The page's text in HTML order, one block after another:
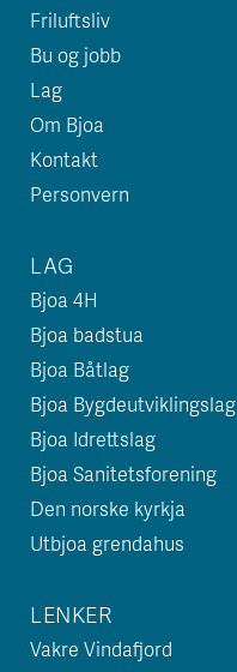
Friluftsliv
Bu og jobb
Lag
Om Bjoa
Kontakt
Personvern
LAG
Bjoa 4H
Bjoa badstua
Bjoa Båtlag
Bjoa Bygdeutviklingslag
Bjoa Idrettslag
Bjoa Sanitetsforening
Den norske kyrkja
Utbjoa grendahus
LENKER
Vakre Vindafjord